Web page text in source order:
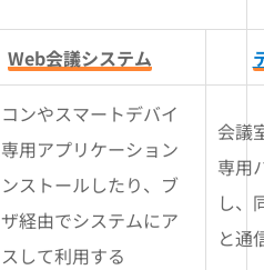
Web会議システム
ンやスマートデバイ
用アプリケーション
ストールしたり、ブ
経由でシステムにア
して利用する
会議
専用
し、
と通